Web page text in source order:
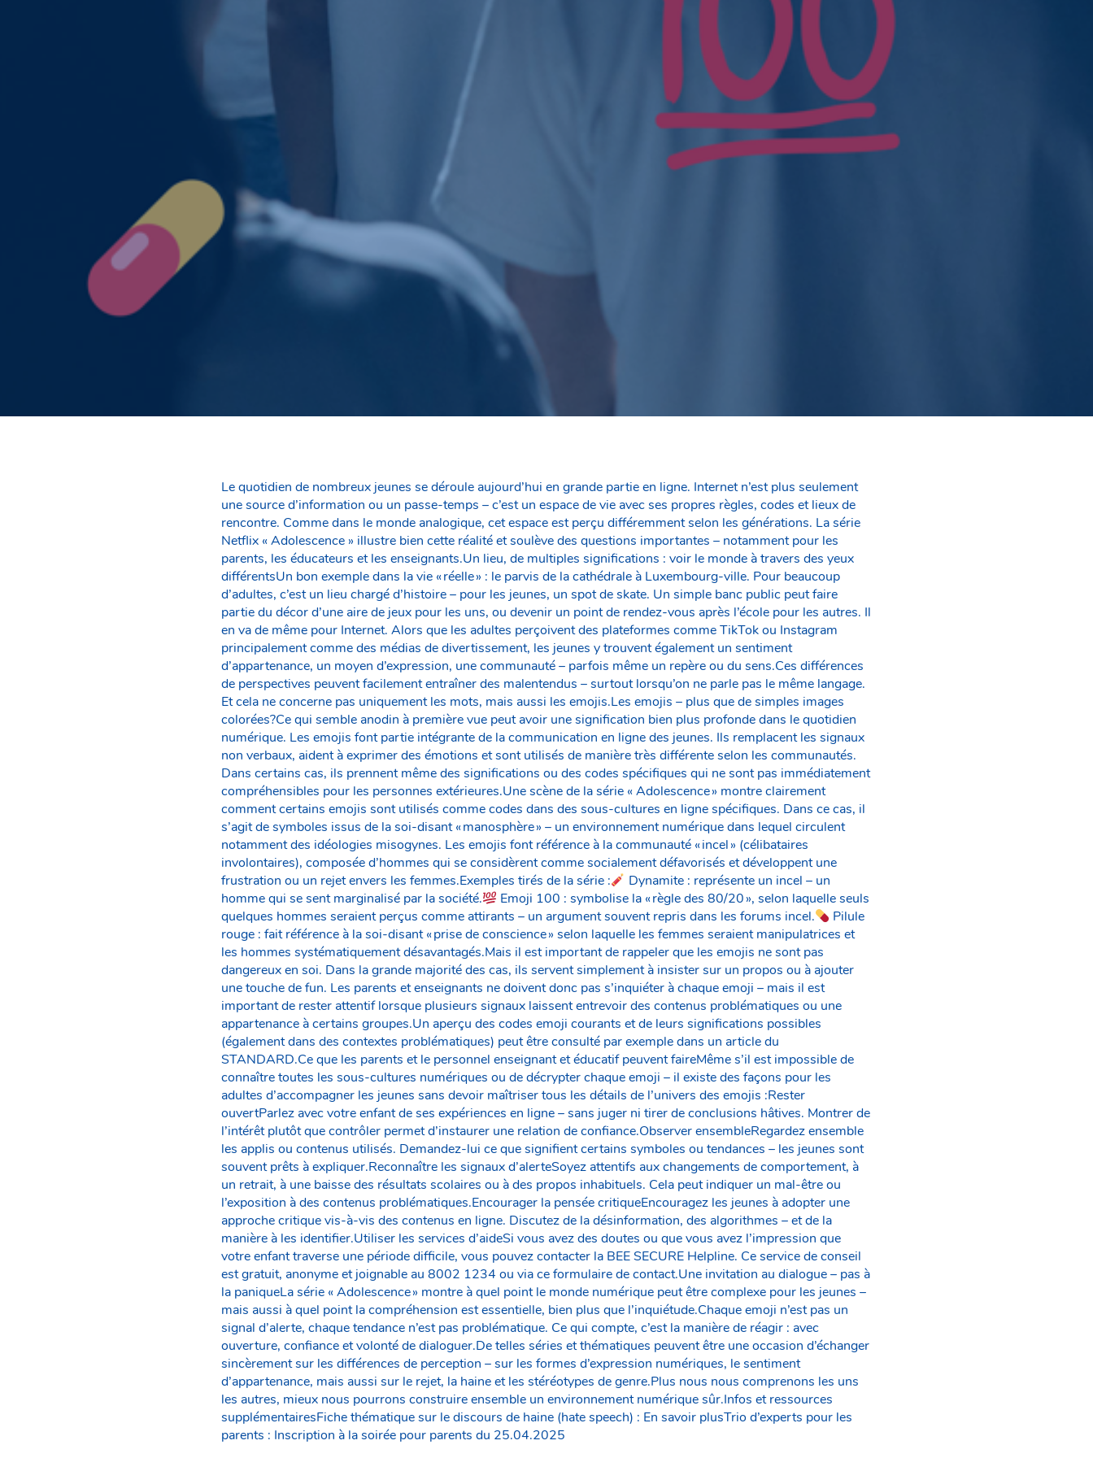
Le quotidien de nombreux jeunes se déroule aujourd’hui en grande partie en ligne. Internet n’est plus seulement
une source d’information ou un passe-temps – c’est un espace de vie avec ses propres règles, codes et lieux de
rencontre. Comme dans le monde analogique, cet espace est perçu différemment selon les générations. La série
Netflix « Adolescence » illustre bien cette réalité et soulève des questions importantes – notamment pour les
parents, les éducateurs et les enseignants.Un lieu, de multiples significations : voir le monde à travers des yeux
différentsUn bon exemple dans la vie « réelle » : le parvis de la cathédrale à Luxembourg-ville. Pour beaucoup
d’adultes, c’est un lieu chargé d’histoire – pour les jeunes, un spot de skate. Un simple banc public peut faire
partie du décor d’une aire de jeux pour les uns, ou devenir un point de rendez-vous après l’école pour les autres. Il
en va de même pour Internet. Alors que les adultes perçoivent des plateformes comme TikTok ou Instagram
principalement comme des médias de divertissement, les jeunes y trouvent également un sentiment
d’appartenance, un moyen d’expression, une communauté – parfois même un repère ou du sens.Ces différences
de perspectives peuvent facilement entraîner des malentendus – surtout lorsqu’on ne parle pas le même langage.
Et cela ne concerne pas uniquement les mots, mais aussi les emojis.Les emojis – plus que de simples images
colorées?Ce qui semble anodin à première vue peut avoir une signification bien plus profonde dans le quotidien
numérique. Les emojis font partie intégrante de la communication en ligne des jeunes. Ils remplacent les signaux
non verbaux, aident à exprimer des émotions et sont utilisés de manière très différente selon les communautés.
Dans certains cas, ils prennent même des significations ou des codes spécifiques qui ne sont pas immédiatement
compréhensibles pour les personnes extérieures.Une scène de la série « Adolescence » montre clairement
comment certains emojis sont utilisés comme codes dans des sous-cultures en ligne spécifiques. Dans ce cas, il
s’agit de symboles issus de la soi-disant « manosphère » – un environnement numérique dans lequel circulent
notamment des idéologies misogynes. Les emojis font référence à la communauté « incel » (célibataires
involontaires), composée d’hommes qui se considèrent comme socialement défavorisés et développent une
frustration ou un rejet envers les femmes.Exemples tirés de la série :
Dynamite : représente un incel – un
homme qui se sent marginalisé par la société.
Emoji 100 : symbolise la « règle des 80/20 », selon laquelle seuls
quelques hommes seraient perçus comme attirants – un argument souvent repris dans les forums incel.
Pilule
rouge : fait référence à la soi-disant « prise de conscience » selon laquelle les femmes seraient manipulatrices et
les hommes systématiquement désavantagés.Mais il est important de rappeler que les emojis ne sont pas
dangereux en soi. Dans la grande majorité des cas, ils servent simplement à insister sur un propos ou à ajouter
une touche de fun. Les parents et enseignants ne doivent donc pas s’inquiéter à chaque emoji – mais il est
important de rester attentif lorsque plusieurs signaux laissent entrevoir des contenus problématiques ou une
appartenance à certains groupes.Un aperçu des codes emoji courants et de leurs significations possibles
(également dans des contextes problématiques) peut être consulté par exemple dans un article du
STANDARD.Ce que les parents et le personnel enseignant et éducatif peuvent faireMême s’il est impossible de
connaître toutes les sous-cultures numériques ou de décrypter chaque emoji – il existe des façons pour les
adultes d’accompagner les jeunes sans devoir maîtriser tous les détails de l’univers des emojis :Rester
ouvertParlez avec votre enfant de ses expériences en ligne – sans juger ni tirer de conclusions hâtives. Montrer de
l’intérêt plutôt que contrôler permet d’instaurer une relation de confiance.Observer ensembleRegardez ensemble
les applis ou contenus utilisés. Demandez-lui ce que signifient certains symboles ou tendances – les jeunes sont
souvent prêts à expliquer.Reconnaître les signaux d’alerteSoyez attentifs aux changements de comportement, à
un retrait, à une baisse des résultats scolaires ou à des propos inhabituels. Cela peut indiquer un mal-être ou
l’exposition à des contenus problématiques.Encourager la pensée critiqueEncouragez les jeunes à adopter une
approche critique vis-à-vis des contenus en ligne. Discutez de la désinformation, des algorithmes – et de la
manière à les identifier.Utiliser les services d’aideSi vous avez des doutes ou que vous avez l’impression que
votre enfant traverse une période difficile, vous pouvez contacter la BEE SECURE Helpline. Ce service de conseil
est gratuit, anonyme et joignable au 8002 1234 ou via ce formulaire de contact.Une invitation au dialogue – pas à
la paniqueLa série « Adolescence » montre à quel point le monde numérique peut être complexe pour les jeunes –
mais aussi à quel point la compréhension est essentielle, bien plus que l’inquiétude.Chaque emoji n’est pas un
signal d’alerte, chaque tendance n’est pas problématique. Ce qui compte, c’est la manière de réagir : avec
ouverture, confiance et volonté de dialoguer.De telles séries et thématiques peuvent être une occasion d’échanger
sincèrement sur les différences de perception – sur les formes d’expression numériques, le sentiment
d’appartenance, mais aussi sur le rejet, la haine et les stéréotypes de genre.Plus nous nous comprenons les uns
les autres, mieux nous pourrons construire ensemble un environnement numérique sûr.Infos et ressources
supplémentairesFiche thématique sur le discours de haine (hate speech) : En savoir plusTrio d’experts pour les
parents : Inscription à la soirée pour parents du 25.04.2025